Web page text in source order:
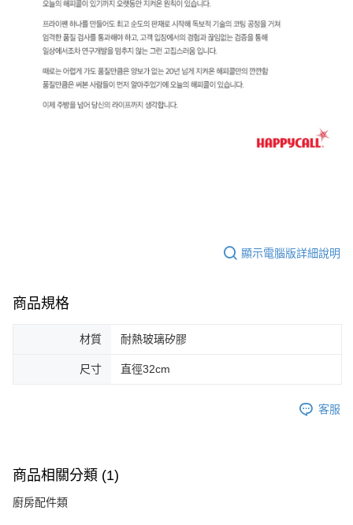
顯示電腦版詳細說明
商品規格
材質 耐熱玻璃矽膠
尺寸 直徑32cm
客服
商品相關分類 (1)
廚房配件類